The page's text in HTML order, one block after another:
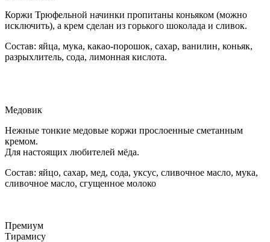
Коржи Трюфельной начинки пропитаны коньяком (можно
исключить), а крем сделан из горького шоколада и сливок.
Состав: яйца, мука, какао-порошок, сахар, ванилин, коньяк,
разрыхлитель, сода, лимонная кислота.
Медовик
Нежные тонкие медовые коржи прослоенные сметанным
кремом.
Для настоящих любителей мёда.
Состав: яйцо, сахар, мед, сода, уксус, сливочное масло, мука,
сливочное масло, сгущенное молоко
Премиум
Тирамису